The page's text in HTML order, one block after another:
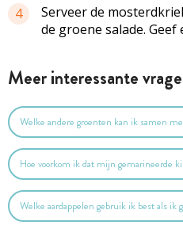
4
Serveer de
de groene salade. Geef
Meer interessante
Welke andere groenten kan ik samen
Hoe voorkom ik dat mijn gemarineerde
Welke aardappelen gebruik ik best als ik